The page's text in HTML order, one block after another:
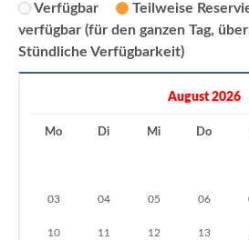
Verfügbar Teilweise
verfügbar (für den ganzen Tag,
Stündliche Verfügbarkeit)
August 2026
Mo Di Mi Do
03 04 05 06
10 11 12 13